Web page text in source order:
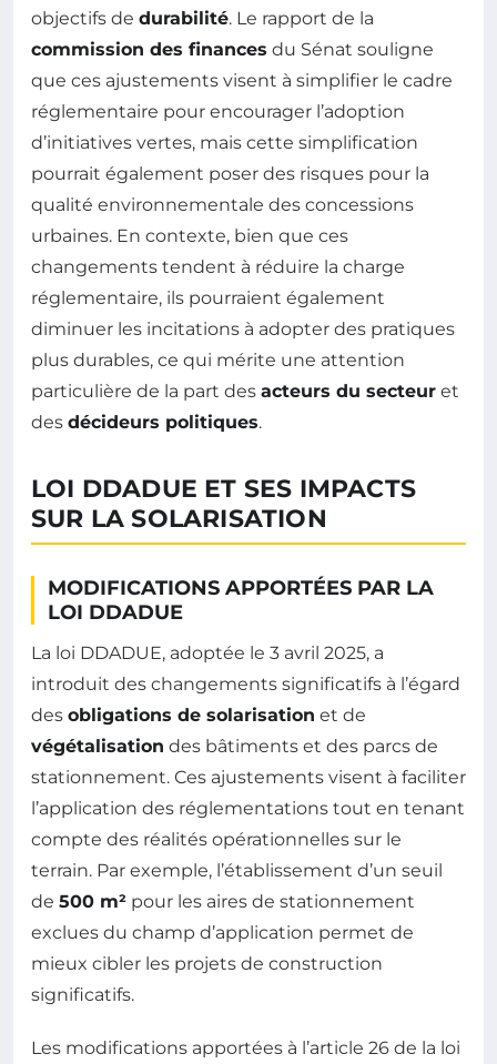
objectifs de durabilité. Le rapport de la
commission des finances du Sénat souligne
que ces ajustements visent à simplifier le cadre
réglementaire pour encourager l’adoption
d’initiatives vertes, mais cette simplification
pourrait également poser des risques pour la
qualité environnementale des concessions
urbaines. En contexte, bien que ces
changements tendent à réduire la charge
réglementaire, ils pourraient également
diminuer les incitations à adopter des pratiques
plus durables, ce qui mérite une attention
particulière de la part des acteurs du secteur et
des décideurs politiques.
LOI DDADUE ET SES IMPACTS
SUR LA SOLARISATION
MODIFICATIONS APPORTÉES PAR LA
LOI DDADUE
La loi DDADUE, adoptée le 3 avril 2025, a
introduit des changements significatifs à l’égard
des obligations de solarisation et de
végétalisation des bâtiments et des parcs de
stationnement. Ces ajustements visent à faciliter
l’application des réglementations tout en tenant
compte des réalités opérationnelles sur le
terrain. Par exemple, l’établissement d’un seuil
de 500 m² pour les aires de stationnement
exclues du champ d’application permet de
mieux cibler les projets de construction
significatifs.
Les modifications apportées à l’article 26 de la loi